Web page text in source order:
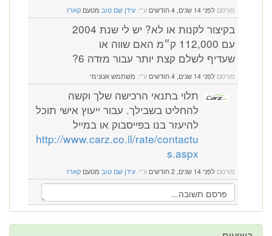
פורסם לפני 14 שנים, 4 חודשים ע"י: עידן שם טוב מטעם קארז
בקיצור לקנות או לא? יש לי שנת 2004
עם 112,000 ק״מ האם שווה או
שעדיף לשלם קצת יותר עבור מזדה 6?
פורסם לפני 14 שנים, 4 חודשים ע"י: משתמש אנונימי
תלוי בתנאי הרכישה שלך וקשה
להחליט בשבילך. עבור ייעוץ אישי תוכל
להיעזר בנו בפייסבוק או במייל
http://www.carz.co.il/rate/contactu
s.aspx
פורסם לפני 14 שנים, 2 חודשים ע"י: עידן שם טוב מטעם קארז